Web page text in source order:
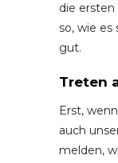
die ersten
so, wie es
gut.
Treten
Erst,
auch
melden,